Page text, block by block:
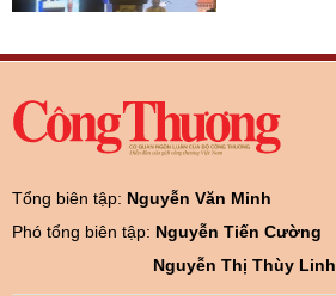
Tổng biên tập: Nguyễn Văn Minh
Phó tổng biên tập: Nguyễn Tiến Cường
Nguyễn Thị Thùy Linh